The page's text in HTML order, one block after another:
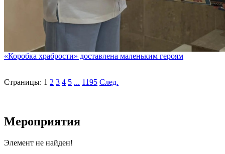
«Коробка храбрости» доставлена маленьким героям
Страницы: 1 2 3 4 5 ... 1195 След.
Мероприятия
Элемент не найден!